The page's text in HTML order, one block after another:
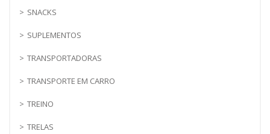
SNACKS
SUPLEMENTOS
TRANSPORTADORAS
TRANSPORTE EM CARRO
TREINO
TRELAS